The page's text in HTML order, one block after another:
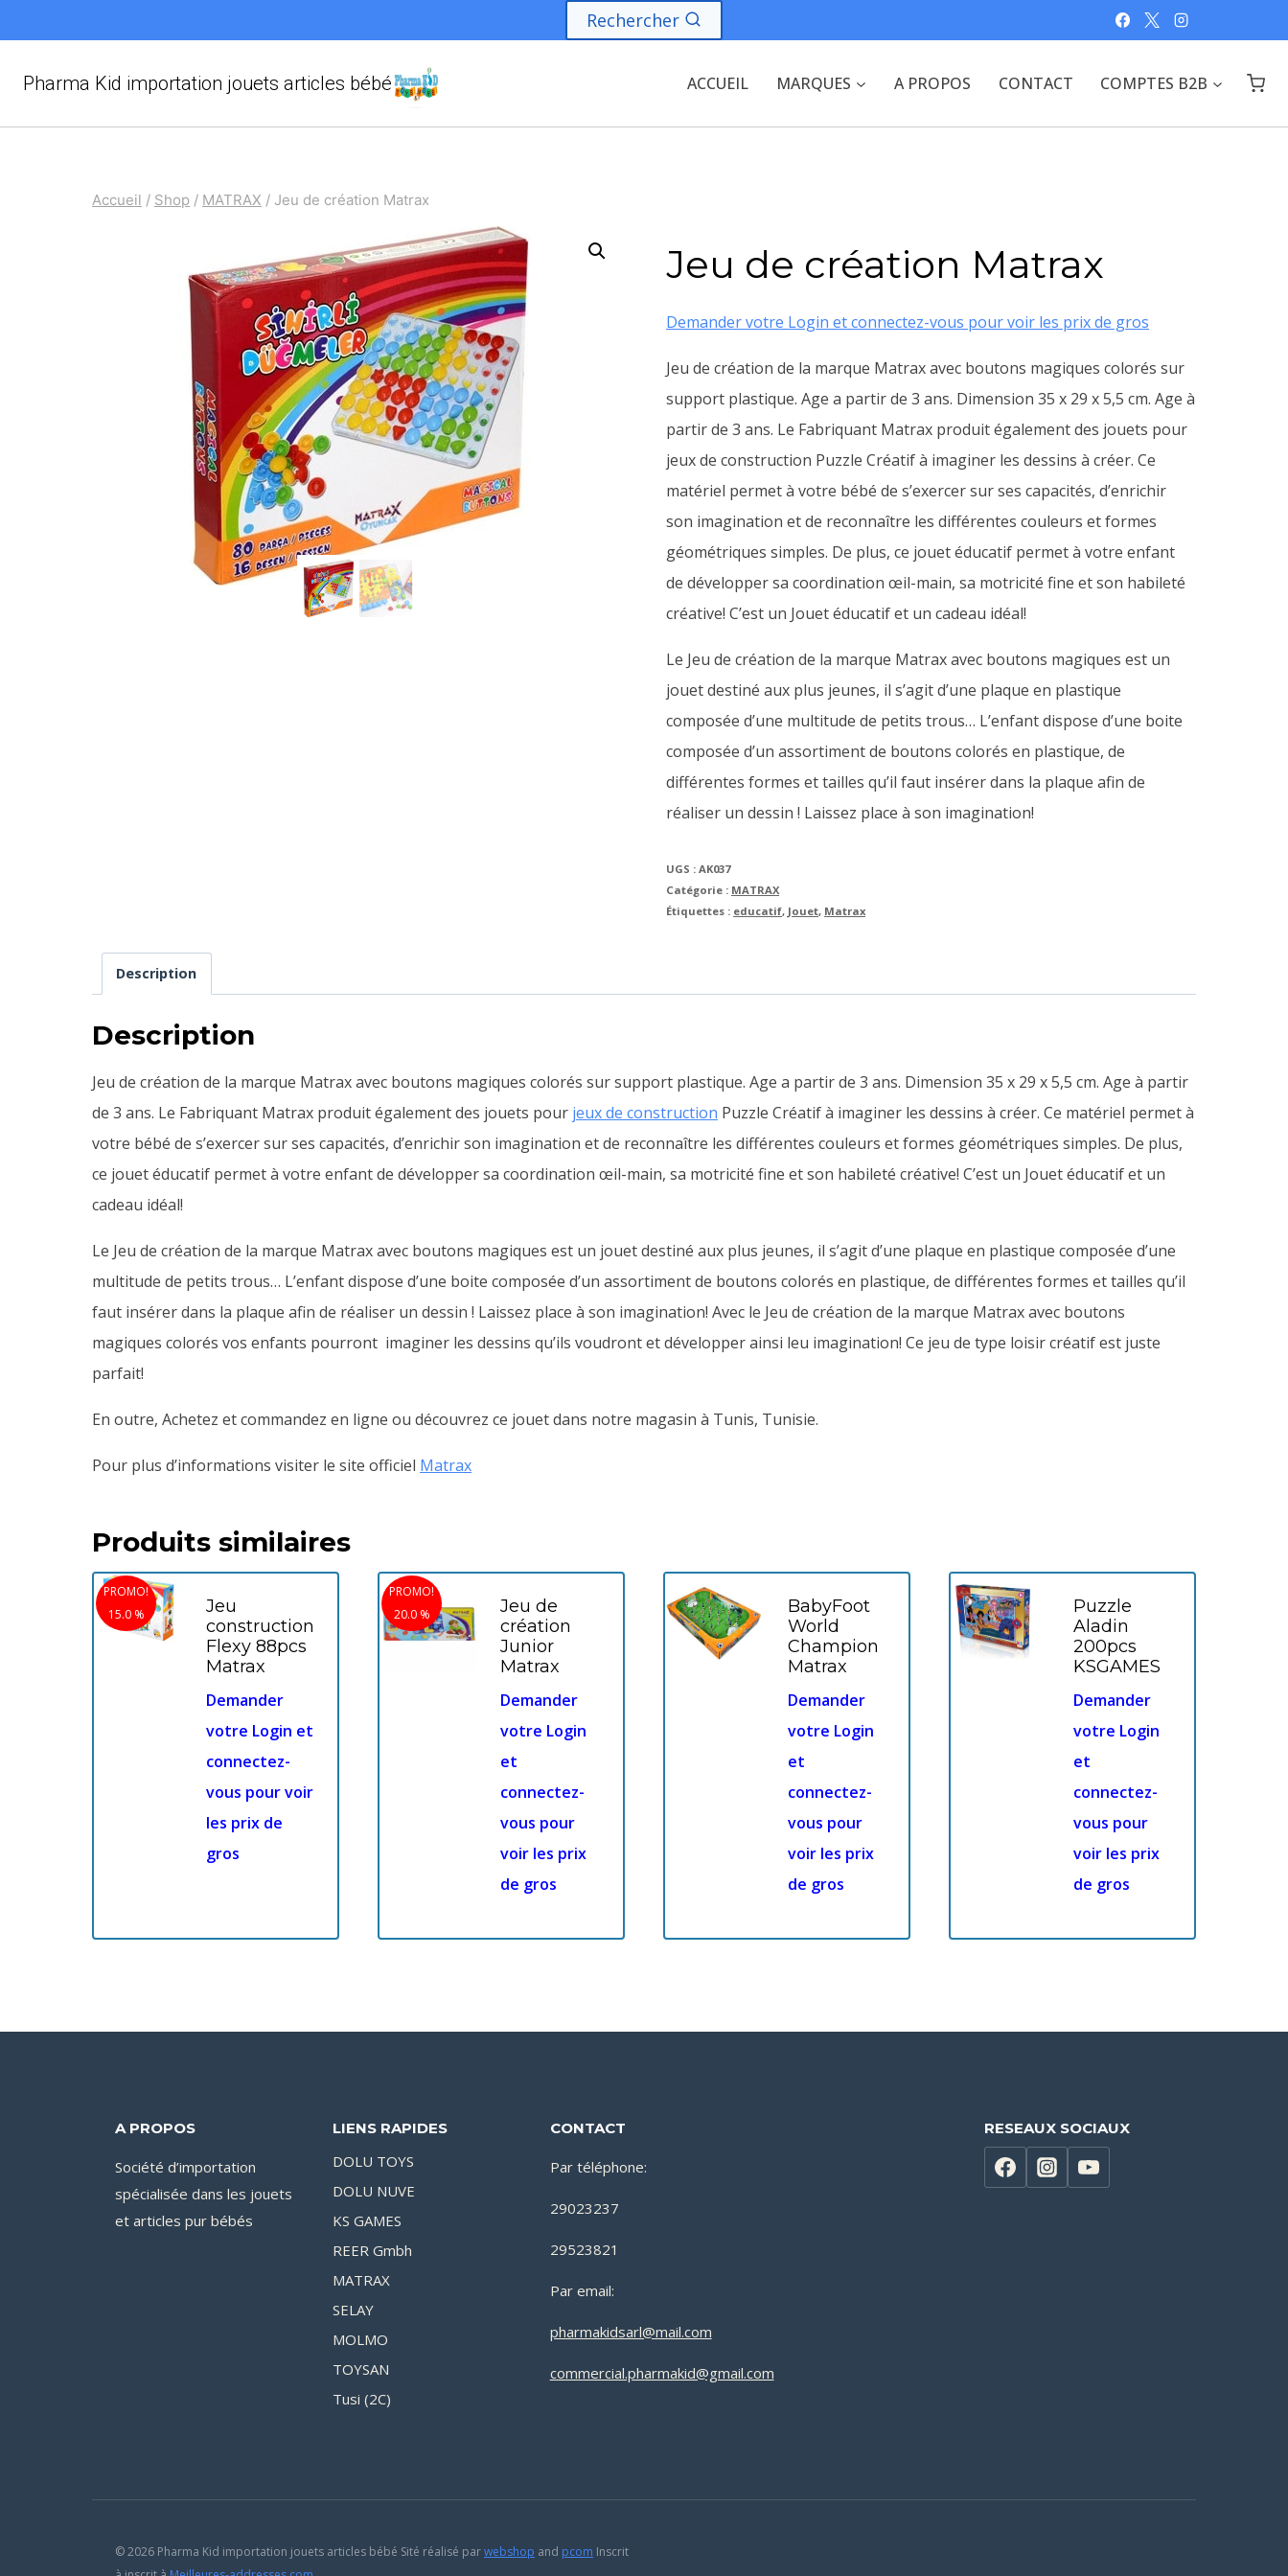
au
contenu
Rechercher
Pharma Kid importation jouets articles bébé ACCUEIL MARQUES A PROPOS CONTACT COMPTES B2B
Accueil / Shop / MATRAX / Jeu de création Matrax
Jeu de création Matrax
Demander votre Login et connectez-vous pour voir les prix de gros
Jeu de création de la marque Matrax avec boutons magiques colorés sur
support plastique. Age a partir de 3 ans. Dimension 35 x 29 x 5,5 cm. Age à
partir de 3 ans. Le Fabriquant Matrax produit également des jouets pour
jeux de construction Puzzle Créatif à imaginer les dessins à créer. Ce
matériel permet à votre bébé de s’exercer sur ses capacités, d’enrichir
son imagination et de reconnaître les différentes couleurs et formes
géométriques simples. De plus, ce jouet éducatif permet à votre enfant
de développer sa coordination œil-main, sa motricité fine et son habileté
créative! C’est un Jouet éducatif et un cadeau idéal!
Le Jeu de création de la marque Matrax avec boutons magiques est un
jouet destiné aux plus jeunes, il s’agit d’une plaque en plastique
composée d’une multitude de petits trous… L’enfant dispose d’une boite
composée d’un assortiment de boutons colorés en plastique, de
différentes formes et tailles qu’il faut insérer dans la plaque afin de
réaliser un dessin ! Laissez place à son imagination!
UGS :AK037
Catégorie : MATRAX
Étiquettes : educatif, Jouet, Matrax
Description
Description
Jeu de création de la marque Matrax avec boutons magiques colorés sur support plastique. Age a partir de 3 ans. Dimension 35 x 29 x 5,5 cm. Age à partir
de 3 ans. Le Fabriquant Matrax produit également des jouets pour jeux de construction Puzzle Créatif à imaginer les dessins à créer. Ce matériel permet à
votre bébé de s’exercer sur ses capacités, d’enrichir son imagination et de reconnaître les différentes couleurs et formes géométriques simples. De plus,
ce jouet éducatif permet à votre enfant de développer sa coordination œil-main, sa motricité fine et son habileté créative! C’est un Jouet éducatif et un
cadeau idéal!
Le Jeu de création de la marque Matrax avec boutons magiques est un jouet destiné aux plus jeunes, il s’agit d’une plaque en plastique composée d’une
multitude de petits trous… L’enfant dispose d’une boite composée d’un assortiment de boutons colorés en plastique, de différentes formes et tailles qu’il
faut insérer dans la plaque afin de réaliser un dessin ! Laissez place à son imagination! Avec le Jeu de création de la marque Matrax avec boutons
magiques colorés vos enfants pourront imaginer les dessins qu’ils voudront et développer ainsi leu imagination! Ce jeu de type loisir créatif est juste
parfait!
En outre, Achetez et commandez en ligne ou découvrez ce jouet dans notre magasin à Tunis, Tunisie.
Pour plus d’informations visiter le site officiel Matrax
Produits similaires
PROMO!
15.0 %
Jeu
construction
Flexy 88pcs
Matrax
Demander
votre Login et
connectez-
vous pour voir
les prix de
gros
PROMO!
20.0 %
Jeu de
création
Junior
Matrax
Demander
votre Login
et
connectez-
vous pour
voir les prix
de gros
BabyFoot
World
Champion
Matrax
Demander
votre Login
et
connectez-
vous pour
voir les prix
de gros
Puzzle
Aladin
200pcs
KSGAMES
Demander
votre Login
et
connectez-
vous pour
voir les prix
de gros
A PROPOS
Société d’importation
spécialisée dans les jouets
et articles pur bébés
LIENS RAPIDES
DOLU TOYS
DOLU NUVE
KS GAMES
REER Gmbh
MATRAX
SELAY
MOLMO
TOYSAN
Tusi (2C)
CONTACT
Par téléphone:
29023237
29523821
Par email:
pharmakidsarl@mail.com
commercial.pharmakid@gmail.com
RESEAUX SOCIAUX
© 2026 Pharma Kid importation jouets articles bébé Sité réalisé parwebshop and pcom Inscrit